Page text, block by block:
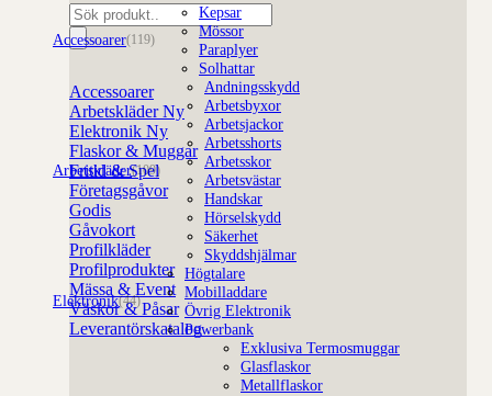
Produktsökning
Accessoarer
Arbetskläder
Elektronik
Flaskor & Muggar
Fritid & Spel
Företagsgåvor
Godis
Gåvokort
Profilkläder
Profilprodukter
Mässa & Event
Väskor & Påsar
Leverantörskatalog
Accessoarer(119)
Kepsar
Mössor
Paraplyer
Solhattar
Arbetskläder(109)
Andningsskydd
Arbetsbyxor
Arbetsjackor
Arbetsshorts
Arbetsskor
Arbetsvästar
Handskar
Hörselskydd
Säkerhet
Skyddshjälmar
Elektronik(44)
Högtalare
Mobilladdare
Övrig Elektronik
Powerbank
Exklusiva Termosmuggar
Glasflaskor
Metallflaskor